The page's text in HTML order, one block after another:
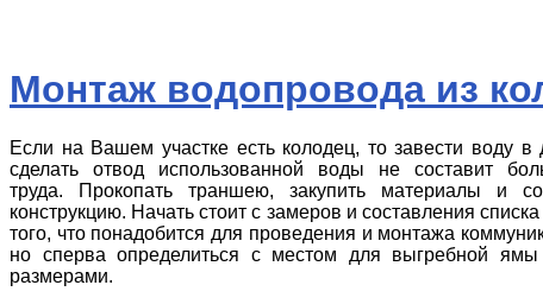
Монтаж водопровода из
Если на Вашем участке есть колодец, то завести воду в
сделать отвод использованной воды не составит
труда. Прокопать траншею, закупить материалы и
конструкцию. Начать стоит с замеров и составления списка
того, что понадобится для проведения и монтажа
но сперва определиться с местом для выгребной
размерами.